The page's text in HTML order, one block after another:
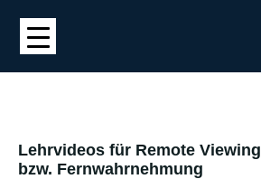
Lehrvideos für Remote Viewing
bzw. Fernwahrnehmung